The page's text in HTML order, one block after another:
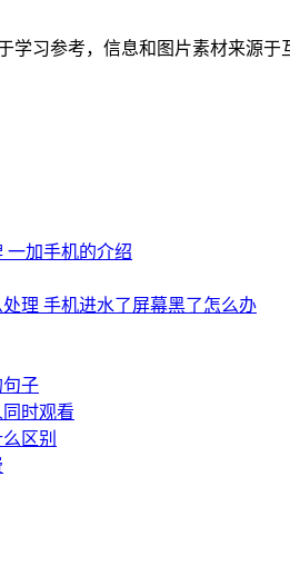
学习参考，信息和图片素材来源于
一加手机的介绍
理 手机进水了屏幕黑了怎么办
子
时观看
区别